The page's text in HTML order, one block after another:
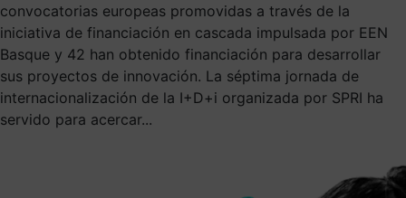
convocatorias europeas promovidas a través de la
iniciativa de financiación en cascada impulsada por EEN
Basque y 42 han obtenido financiación para desarrollar
sus proyectos de innovación. La séptima jornada de
internacionalización de la I+D+i organizada por SPRI ha
servido para acercar...